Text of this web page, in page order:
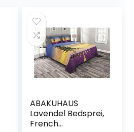
ABAKUHAUS
Lavendel Bedsprei,
French